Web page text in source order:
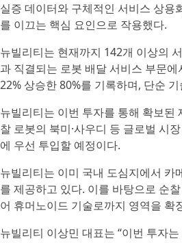
실증 데이터와 구체적인 서비스 상
를 이끄는 핵심 요인으로 작용했다.
뉴빌리티는 현재까지 142개 이상의
과 직결되는 로봇 배달 서비스 부문
22% 상승한 80%를 기록하며, 단순
뉴빌리티는 이번 투자를 통해 확보
찰 로봇의 북미·사우디 등 글로벌 시
에 우선 투입할 예정이다.
뉴빌리티는 이미 국내 도심지에서
를 제공하고 있다. 이를 바탕으로 순
어 휴머노이드 기술로까지 영역을
뉴빌리티 이상민 대표는 “이번 투자